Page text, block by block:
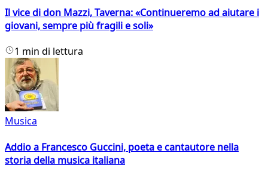
Il vice di don Mazzi, Taverna: «Continueremo ad aiutare i
giovani, sempre più fragili e soli»
1 min di lettura
Musica
Addio a Francesco Guccini, poeta e cantautore nella
storia della musica italiana